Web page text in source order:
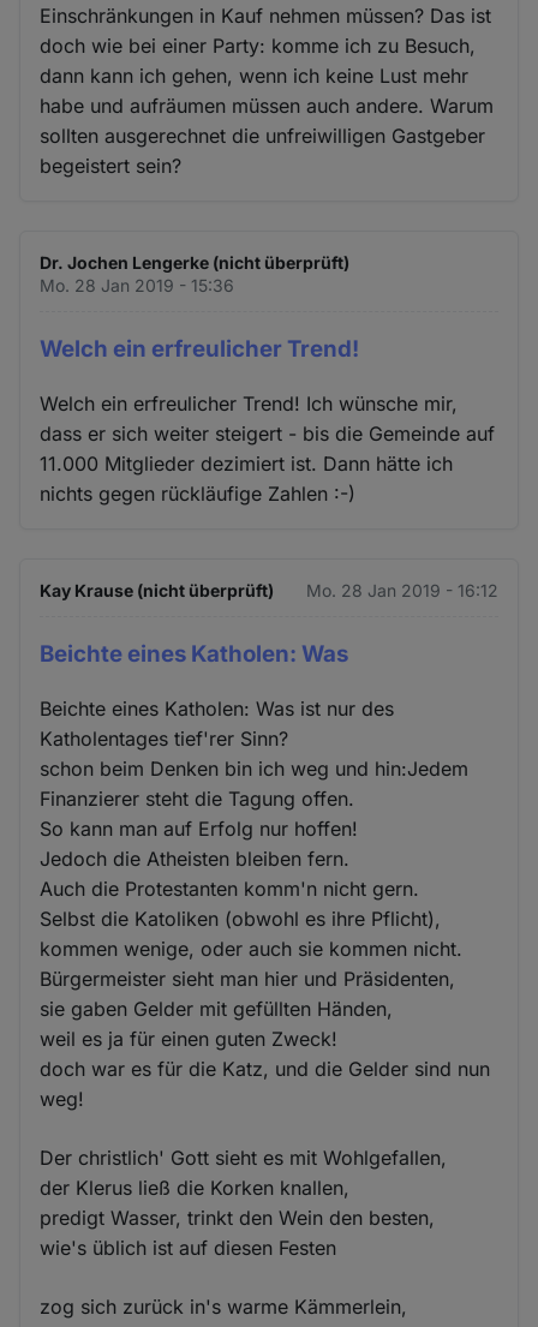
Einschränkungen in Kauf nehmen müssen? Das ist
doch wie bei einer Party: komme ich zu Besuch,
dann kann ich gehen, wenn ich keine Lust mehr
habe und aufräumen müssen auch andere. Warum
sollten ausgerechnet die unfreiwilligen Gastgeber
begeistert sein?
Dr. Jochen Lengerke (nicht überprüft)
Mo. 28 Jan 2019 - 15:36
Welch ein erfreulicher Trend!
Welch ein erfreulicher Trend! Ich wünsche mir,
dass er sich weiter steigert - bis die Gemeinde auf
11.000 Mitglieder dezimiert ist. Dann hätte ich
nichts gegen rückläufige Zahlen :-)
Kay Krause (nicht überprüft) Mo. 28 Jan 2019 - 16:12
Beichte eines Katholen: Was
Beichte eines Katholen: Was ist nur des
Katholentages tief'rer Sinn?
schon beim Denken bin ich weg und hin:Jedem
Finanzierer steht die Tagung offen.
So kann man auf Erfolg nur hoffen!
Jedoch die Atheisten bleiben fern.
Auch die Protestanten komm'n nicht gern.
Selbst die Katoliken (obwohl es ihre Pflicht),
kommen wenige, oder auch sie kommen nicht.
Bürgermeister sieht man hier und Präsidenten,
sie gaben Gelder mit gefüllten Händen,
weil es ja für einen guten Zweck!
doch war es für die Katz, und die Gelder sind nun
weg!
Der christlich' Gott sieht es mit Wohlgefallen,
der Klerus ließ die Korken knallen,
predigt Wasser, trinkt den Wein den besten,
wie's üblich ist auf diesen Festen
zog sich zurück in's warme Kämmerlein,